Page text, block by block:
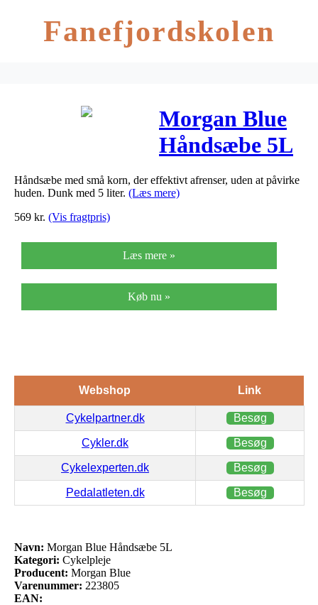
Fanefjordskolen
Morgan Blue
Håndsæbe 5L
Håndsæbe med små korn, der effektivt afrenser, uden at påvirke
huden. Dunk med 5 liter. (Læs mere)
569 kr. (Vis fragtpris)
Læs mere »
Køb nu »
Webshop Link
Cykelpartner.dk Besøg
Cykler.dk Besøg
Cykelexperten.dk Besøg
Pedalatleten.dk Besøg
Navn: Morgan Blue Håndsæbe 5L
Kategori: Cykelpleje
Producent: Morgan Blue
Varenummer: 223805
EAN: